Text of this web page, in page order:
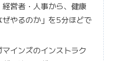
経営者・人事から、健康
やるのか」を5分ほどで
マインズのインストラク